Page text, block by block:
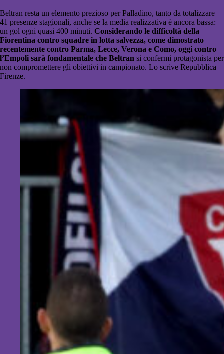
Beltran resta un elemento prezioso per Palladino, tanto da totalizzare
41 presenze stagionali, anche se la media realizzativa è ancora bassa:
un gol ogni quasi 400 minuti. Considerando le difficoltà della
Fiorentina contro squadre in lotta salvezza, come dimostrato
recentemente contro Parma, Lecce, Verona e Como, oggi contro
l’Empoli sarà fondamentale che Beltran si confermi protagonista per
non compromettere gli obiettivi in campionato. Lo scrive Repubblica
Firenze.